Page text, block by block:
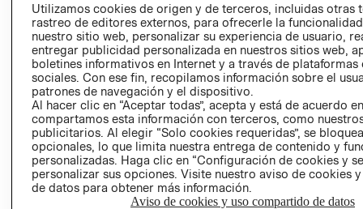
AVISO DE
PRIVACIDAD
GIFT CARD
AVISO DE
Utilizamos cookies de origen y de terceros, incluidas otras
rastreo de editores externos, para ofrecerle la
nuestro sitio web, personalizar su experiencia de usuario,
entregar publicidad personalizada en nuestros sitios web,
boletines informativos en Internet y a través de plataformas
sociales. Con ese fin, recopilamos información sobre el
patrones de navegación y el dispositivo.
Al hacer clic en “Aceptar todas”, acepta y está de acuerdo
compartamos esta información con terceros, como
publicitarios. Al elegir “Solo cookies requeridas”, se
opcionales, lo que limita nuestra entrega de contenido y
personalizadas. Haga clic en “Configuración de cookies y
personalizar sus opciones. Visite nuestro aviso de cookies
de datos para obtener más información.
Aviso de cookies y uso compartido de datos